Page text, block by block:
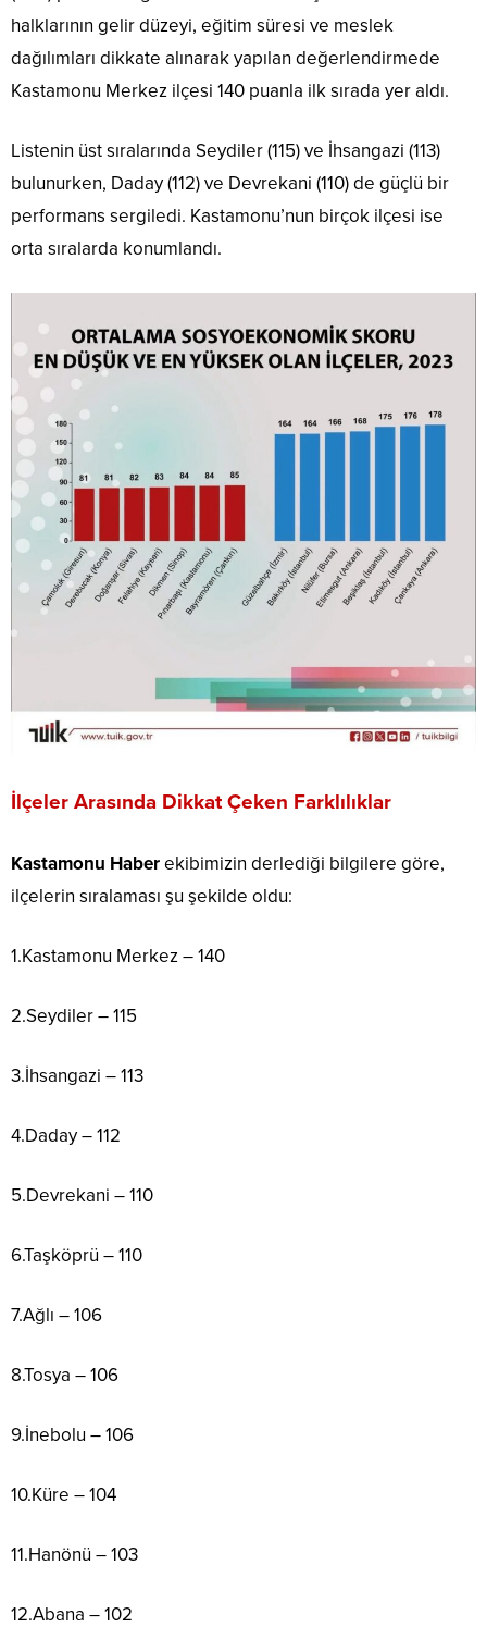
halklarının gelir düzeyi, eğitim süresi ve meslek
dağılımları dikkate alınarak yapılan değerlendirmede
Kastamonu Merkez ilçesi 140 puanla ilk sırada yer aldı.
Listenin üst sıralarında Seydiler (115) ve İhsangazi (113)
bulunurken, Daday (112) ve Devrekani (110) de güçlü bir
performans sergiledi. Kastamonu’nun birçok ilçesi ise
orta sıralarda konumlandı.
İlçeler Arasında Dikkat Çeken Farklılıklar
Kastamonu Haberekibimizin derlediği bilgilere göre,
ilçelerin sıralaması şu şekilde oldu:
1.Kastamonu Merkez – 140
2.Seydiler – 115
3.İhsangazi – 113
4.Daday – 112
5.Devrekani – 110
6.Taşköprü – 110
7.Ağlı – 106
8.Tosya – 106
9.İnebolu – 106
10.Küre – 104
11.Hanönü – 103
12.Abana – 102